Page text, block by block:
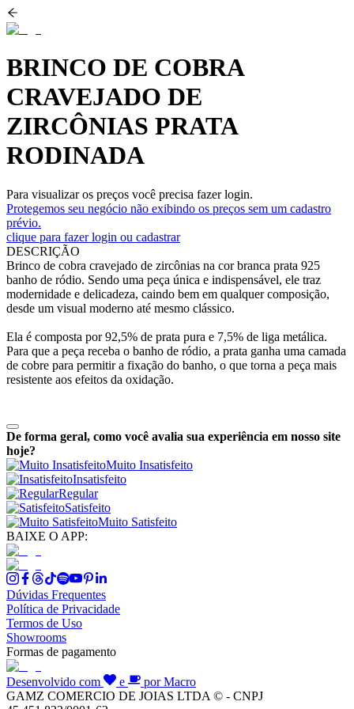
BRINCO DE COBRA
CRAVEJADO DE
ZIRCÔNIAS PRATA
RODINADA
Para visualizar os preços você precisa fazer login.
Protegemos seu negócio não exibindo os preços sem um cadastro
prévio.
clique para fazer login ou cadastrar
DESCRIÇÃO
Brinco de cobra cravejado de zircônias na cor branca prata 925
banho de ródio. Sendo uma peça única e indispensável, ele traz
modernidade e delicadeza, caindo bem em qualquer composição,
desde um visual moderno até mesmo clássico.
Ela é composta por 92,5% de prata pura e 7,5% de liga metálica.
Para que a peça receba o banho de ródio, a prata ganha uma camada
de cobre para permitir a fixação do banho, o que torna a peça mais
resistente aos efeitos da oxidação.
De forma geral, como você avalia sua experiência em nosso site
hoje?
Muito Insatisfeito
Insatisfeito
Regular
Satisfeito
Muito Satisfeito
BAIXE O APP:
Dúvidas Frequentes
Política de Privacidade
Termos de Uso
Showrooms
Formas de pagamento
Desenvolvido com e
por Macro
GAMZ COMERCIO DE JOIAS LTDA © - CNPJ